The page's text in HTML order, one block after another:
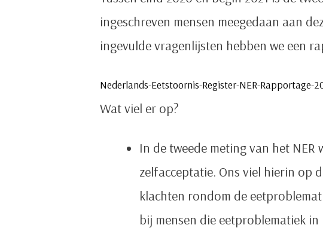
ingeschreven mensen meegedaan aan
ingevulde vragenlijsten hebben we een
Nederlands-Eetstoornis-Register-NER-Rapportage-
Wat viel er op?
In de tweede meting van het
zelfacceptatie. Ons viel hierin op
klachten rondom de
bij mensen die eetproblematiek